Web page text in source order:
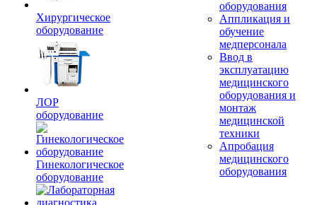
Хирургическое
оборудование
ЛОР
оборудование
Гинекологическое
оборудование
оборудования
Аппликация и
обучение
медперсонала
Ввод в
эксплуатацию
медицинского
оборудования и
монтаж
медицинской
техники
Апробация
медицинского
оборудования